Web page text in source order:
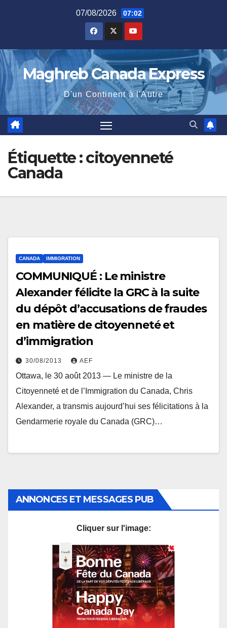
07/08/2026 07:02
Maghreb Canada Express
D'un Continent à l'Autre
Étiquette :citoyenneté
Canada
CANADA IMMIGRATION
COMMUNIQUÉ : Le ministre
Alexander félicite la GRC à la suite
du dépôt d’accusations de fraudes
en matière de citoyenneté et
d’immigration
30/08/2013 AEF
Ottawa, le 30 août 2013 — Le ministre de la
Citoyenneté et de l’Immigration du Canada, Chris
Alexander, a transmis aujourd’hui ses félicitations à la
Gendarmerie royale du Canada (GRC)…
ANNONCES ET MESSAGES PUB
Cliquer sur l'image: